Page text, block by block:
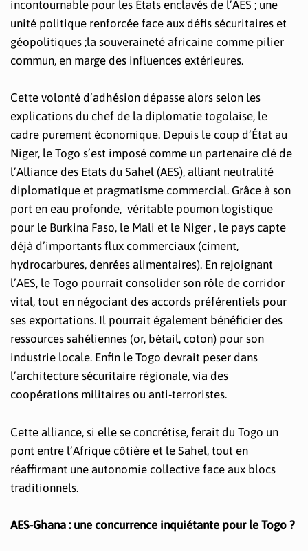
incontournable pour les États enclavés de l’AES ; une
unité politique renforcée face aux défis sécuritaires et
géopolitiques ;la souveraineté africaine comme pilier
commun, en marge des influences extérieures.
Cette volonté d’adhésion dépasse alors selon les
explications du chef de la diplomatie togolaise, le
cadre purement économique. Depuis le coup d’État au
Niger, le Togo s’est imposé comme un partenaire clé de
l’Alliance des Etats du Sahel (AES), alliant neutralité
diplomatique et pragmatisme commercial. Grâce à son
port en eau profonde, véritable poumon logistique
pour le Burkina Faso, le Mali et le Niger , le pays capte
déjà d’importants flux commerciaux (ciment,
hydrocarbures, denrées alimentaires). En rejoignant
l’AES, le Togo pourrait consolider son rôle de corridor
vital, tout en négociant des accords préférentiels pour
ses exportations. Il pourrait également bénéficier des
ressources sahéliennes (or, bétail, coton) pour son
industrie locale. Enfin le Togo devrait peser dans
l’architecture sécuritaire régionale, via des
coopérations militaires ou anti-terroristes.
Cette alliance, si elle se concrétise, ferait du Togo un
pont entre l’Afrique côtière et le Sahel, tout en
réaffirmant une autonomie collective face aux blocs
traditionnels.
AES-Ghana : une concurrence inquiétante pour le Togo ?